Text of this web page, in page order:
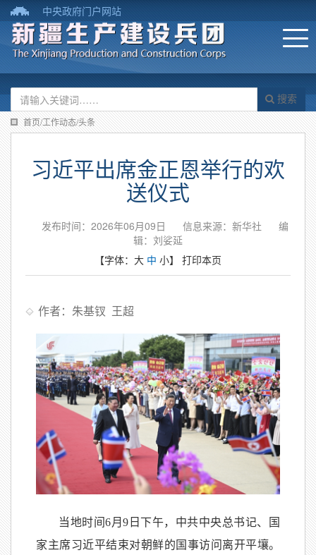
中央政府门户网站
搜索
首页/工作动态/头条
习近平出席金正恩举行的欢
送仪式
发布时间：2026年06月09日 信息来源：新华社
编
辑：刘娑延
【字体： 大 中 小】 打印本页
作者：朱基钗 王超
当地时间6月9日下午，中共中央总书记、国
家主席习近平结束对朝鲜的国事访问离开平壤。